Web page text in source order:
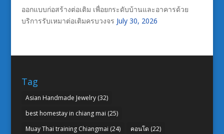
ออกแบบก่อสร้างต่อเติม เพื่อยกระดับบ้านและอาคารด้วย
บริการรับเหมาต่อเติมครบวงจร July 30, 2026
Tag
Asian Handmade Jewelry(32)
best homestay in chiang mai (25)
Muay Thai training Chiangmai (24) คอนโด (22)